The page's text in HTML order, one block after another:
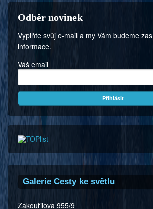
Odběr novinek
Vyplňte svůj e-mail a my Vám budeme
informace.
Váš email
Galerie Cesty ke světlu
Zakouřilova 955/9